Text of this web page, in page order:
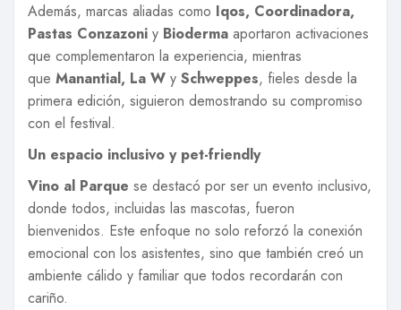
Además, marcas aliadas como Iqos, Coordinadora,
Pastas Conzazoni y Bioderma aportaron activaciones
que complementaron la experiencia, mientras
que Manantial, La W y Schweppes, fieles desde la
primera edición, siguieron demostrando su compromiso
con el festival.
Un espacio inclusivo y pet-friendly
Vino al Parque se destacó por ser un evento inclusivo,
donde todos, incluidas las mascotas, fueron
bienvenidos. Este enfoque no solo reforzó la conexión
emocional con los asistentes, sino que también creó un
ambiente cálido y familiar que todos recordarán con
cariño.